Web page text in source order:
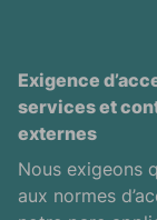
Exigence
services et
externes
Nous exigeons
aux normes